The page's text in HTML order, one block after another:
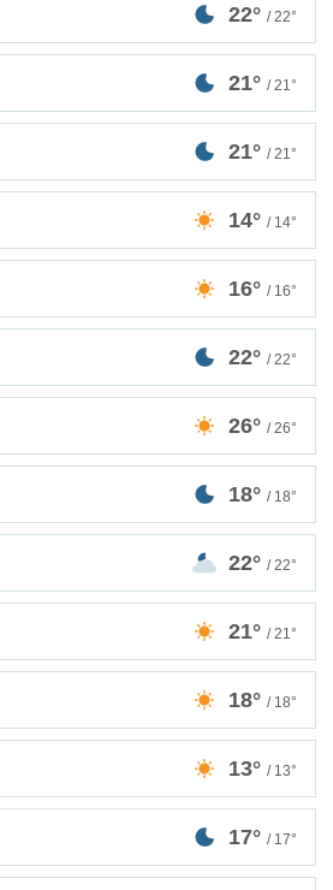
22° / 22°
21° / 21°
21° / 21°
14° / 14°
16° / 16°
22° / 22°
26° / 26°
18° / 18°
22° / 22°
21° / 21°
18° / 18°
13° / 13°
17° / 17°